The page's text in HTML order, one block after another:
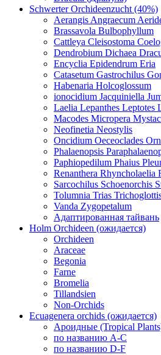
Schwerter Orchideenzucht (40%)
Aerangis Angraecum
Brassavola Bulbophyllum
Cattleya Cleisostoma
Dendrobium Dichaea
Encyclia Epidendrum Eria
Catasetum Gastrochilus
Habenaria Holcoglossum
ionocidium Jacquiniella
Laelia Lepanthes Leptotes
Macodes Micropera
Neofinetia Neostylis
Oncidium Oeceoclades
Phalaenopsis
Paphiopedilum Phaius
Renanthera Rhyncholaelia
Sarcochilus Schoenorchis
Tolumnia Trias
Vanda Zygopetalum
Адаптированная тайвань
Holm Orchideen (ожидается)
Orchideen
Araceae
Begonia
Farne
Bromelia
Tillandsien
Non-Orchids
Ecuagenera orchids (ожидается)
Ароидные (Tropical
по названию A-C
по названию D-F